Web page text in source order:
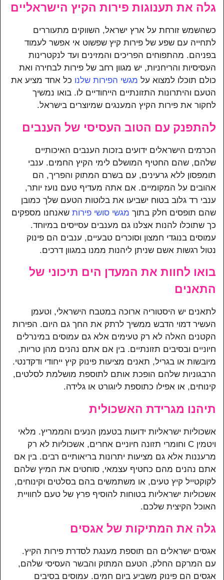
גלה את תענוגות פירות הקיץ הישראליים
כשהשמש זורחת על ארץ ישראל, השווקים מתעוררים
לתחייה עם שפע של פירות קיץ שפשוט אי אפשר לעמוד
בפניהם. מהתפוחים הפריכים והמזינים ועד לנקטרינות
העסיסיות והריחניות, יש מגוון רחב של פירות לבחירה ואת
כולם תוכלו למצוא על מגשי הפירות שלנו כל אחד מציע את
הטעם והיתרונות התזונתיים הייחודיים לו. בואו נמשיך
לחקור את פירות הקיץ המענגים שמיוצרים בישראל.
להתפנק עם הטוב העסיסי של הענבים
הכרמים הישראלים ידועים בזכות הענבים האיכותיים
שלהם, שהם החטיף המושלם לימי הקיץ החמים. ענבי
תומפסון ללא גרעינים, עם בשרם המתוק והפריך, הם
אהובים על המקומיים. אם אתה מעדיף טעם נועז יותר,
ענבי רד גלוב בטוח ישביעו את בלוטות הטעם שלך כמובן
שהם תופסים חלק בתוך מגשי סושי פירות שאנחנו מספקים
כך שתוכלו להנות אצלנו גם מענבים עסייסים במיוחד.
עמוסים בנוגדי חמצון וסוכרים טבעיים, ענבים הם פינוק
נטול רגשות אשם שניתן ליהנות ממנו במגוון דרכים.
בואו לחוות את המעדן הים תיכוני של
התאנים
לתאנים יש היסטוריה ארוכה במטבח הישראלי, וטעמן
העשיר דמוי הדבש ממשיך לרתק את החך גם היום. הפירות
הקטנים האלה לא רק טעימים אלא גם עמוסים במינרלים
חיוניים ובסיבים תזונתיים. בין אם אתם נהנים מהן טריות,
מיובשות או בגריל, תאנים מציעות פינוק קיץ ייחודי ודקדנטי.
הרבגוניות שלהם הופכת אותם לתוספת מושלמת לסלטים,
קינוחים, או אפילו כתוספת ליוגורט או גלידה.
תיהנו מגרידת האשכולית
אשכוליות ישראליות ידועות בטעמן הנעים והממריץ. מלאי
ויטמין C וחומרי תזונה חיוניים אחרים, אשכוליות לא רק
מרעננות אלא גם מציעות יתרונות בריאותיים רבים. בין אם
אתם נהנים מהם כחטיף עצמאי, סוחטים את המיץ שלהם
לקוקטייל קיץ טעים, או משתמשים בהם בסלטים וקינוחים,
אשכוליות ישראליות בטוחות להוסיף פרץ של טעם לחוויית
האוכל הקיצית שלכם.
גלה את המתיקות של אגסים
אגסים ישראלים הם תוספת מענגת לסדרת פירות הקיץ.
עם המרקם החלק, הטעם המתוק והבשר העסיסי שלהם,
אגסים הם פינוק משביע ביום חמים. עמוסים בסיבים